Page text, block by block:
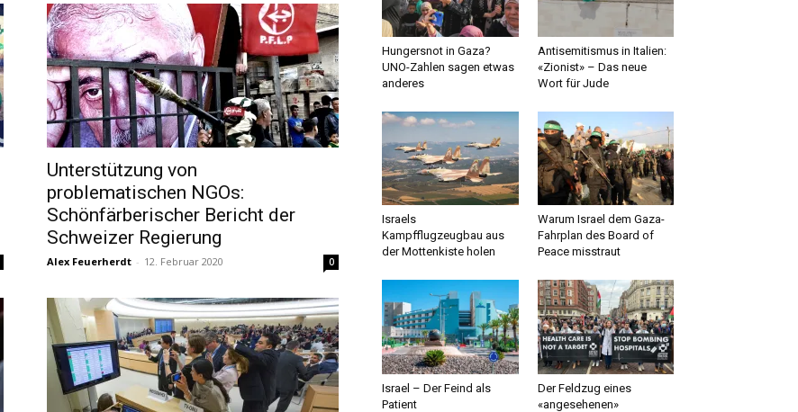
Unterstützung von
problematischen NGOs:
Schönfärberischer Bericht der
Schweizer Regierung
Alex Feuerherdt - 12. Februar 2020 0
Hungersnot in Gaza?
UNO-Zahlen sagen etwas
anderes
Antisemitismus in Italien:
«Zionist» – Das neue
Wort für Jude
Israels
Kampfflugzeugbau aus
der Mottenkiste holen
Warum Israel dem Gaza-
Fahrplan des Board of
Peace misstraut
Israel – Der Feind als
Patient
Der Feldzug eines
«angesehenen»